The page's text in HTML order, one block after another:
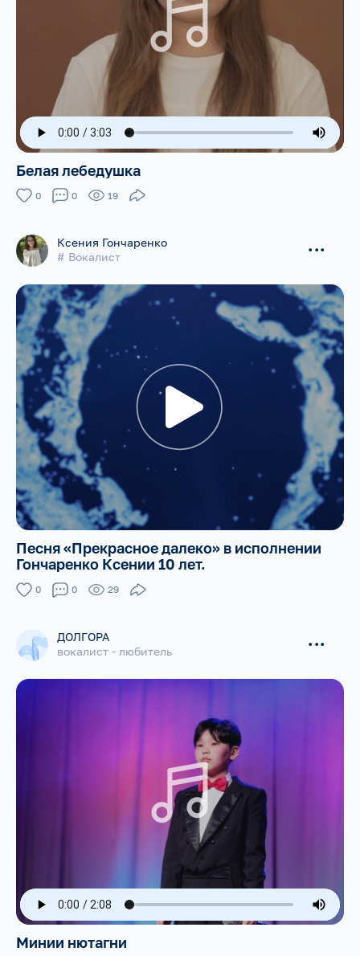
Белая лебедушка
0 0 19
Ксения Гончаренко
# Вокалист
...
Песня «Прекрасное далеко» в исполнении
Гончаренко Ксении 10 лет.
0 0 29
ДОЛГОРА
вокалист - любитель
...
Минии нютагни